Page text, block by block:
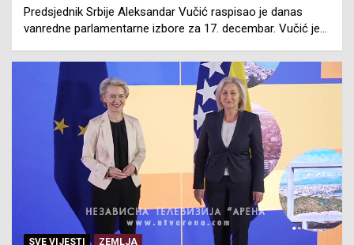
Predsjednik Srbije Aleksandar Vučić raspisao je danas
vanredne parlamentarne izbore za 17. decembar. Vučić je…
SVE VIJESTI ZEMLJA